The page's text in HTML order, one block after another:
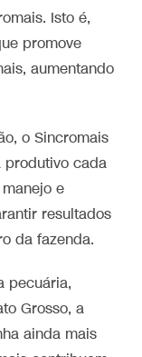
Isto é,
promove
aumentando
o Sincromais
produtivo cada
e
resultados
da fazenda.
pecuária,
Grosso, a
ainda mais